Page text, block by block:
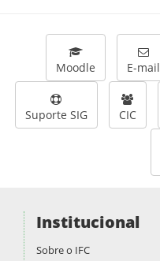
Moodle E-mail
Suporte SIG CIC
Institucional
Sobre o IFC